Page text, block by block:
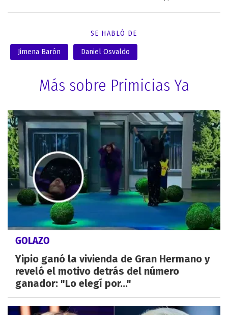
SE HABLÓ DE
Jimena Barón Daniel Osvaldo
Más sobre Primicias Ya
GOLAZO
Yipio ganó la vivienda de Gran Hermano y
reveló el motivo detrás del número
ganador: "Lo elegí por..."